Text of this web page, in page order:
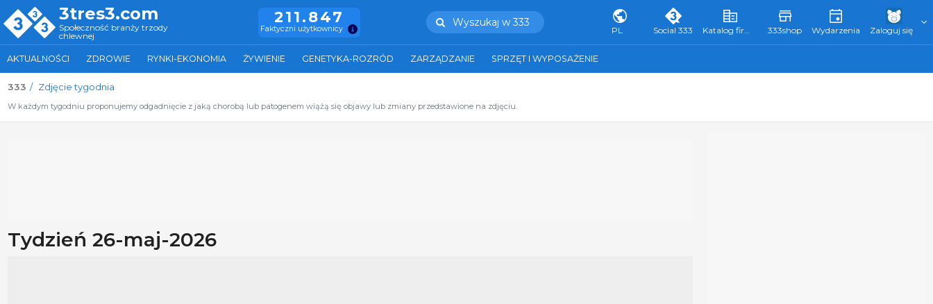
3tres3.com
Społeczność branży trzody
chlewnej
211.847
Faktyczni użytkownicy
Wyszukaj w 333
PL Social 333 Katalog firm 333 333shop Wydarzenia Zaloguj się
AKTUALNOŚCI ZDROWIE RYNKI-EKONOMIA ŻYWIENIE GENETYKA-ROZRÓD ZARZĄDZANIE SPRZĘT I WYPOSAŻENIE
333 Zdjęcie tygodnia
W każdym tygodniu proponujemy odgadnięcie z jaką chorobą lub patogenem wiążą się objawy lub zmiany przedstawione na zdjęciu.
Tydzień 26-maj-2026